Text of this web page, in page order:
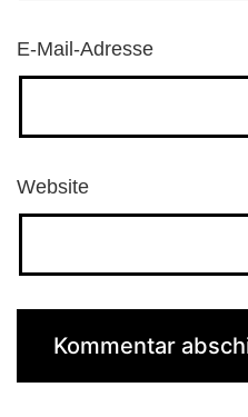
E-Mail-Adresse
Website